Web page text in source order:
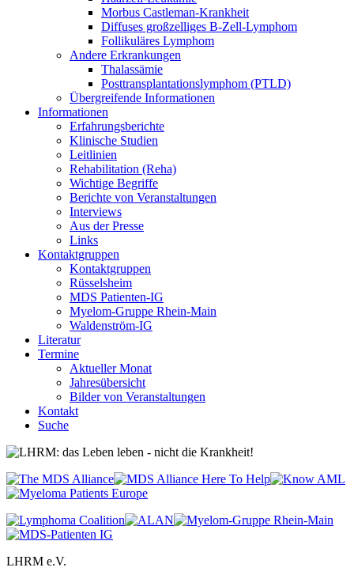
Morbus Castleman-Krankheit
Diffuses großzelliges B-Zell-Lymphom
Follikuläres Lymphom
Andere Erkrankungen
Thalassämie
Posttransplantationslymphom (PTLD)
Übergreifende Informationen
Informationen
Erfahrungsberichte
Klinische Studien
Leitlinien
Rehabilitation (Reha)
Wichtige Begriffe
Berichte von Veranstaltungen
Interviews
Aus der Presse
Links
Kontaktgruppen
Kontaktgruppen
Rüsselsheim
MDS Patienten-IG
Myelom-Gruppe Rhein-Main
Waldenström-IG
Literatur
Termine
Aktueller Monat
Jahresübersicht
Bilder von Veranstaltungen
Kontakt
Suche
LHRM e.V.